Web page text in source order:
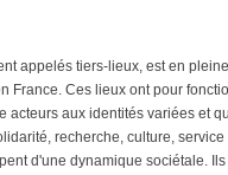
appelés tiers-lieux, est en pleine
France. Ces lieux ont pour
acteurs aux identités variées et
recherche, culture, service
d'une dynamique sociétale. Ils